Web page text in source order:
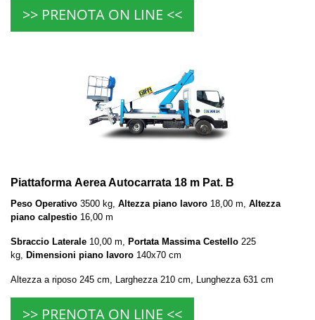
>> PRENOTA ON LINE <<
Piattaforma Aerea Autocarrata 18 m Pat. B
Peso Operativo 3500 kg, Altezza piano lavoro 18,00 m, Altezza
piano calpestio 16,00 m
Sbraccio Laterale 10,00 m, Portata Massima Cestello 225
kg, Dimensioni piano lavoro 140x70 cm
Altezza a riposo 245 cm, Larghezza 210 cm, Lunghezza 631 cm
>> PRENOTA ON LINE <<